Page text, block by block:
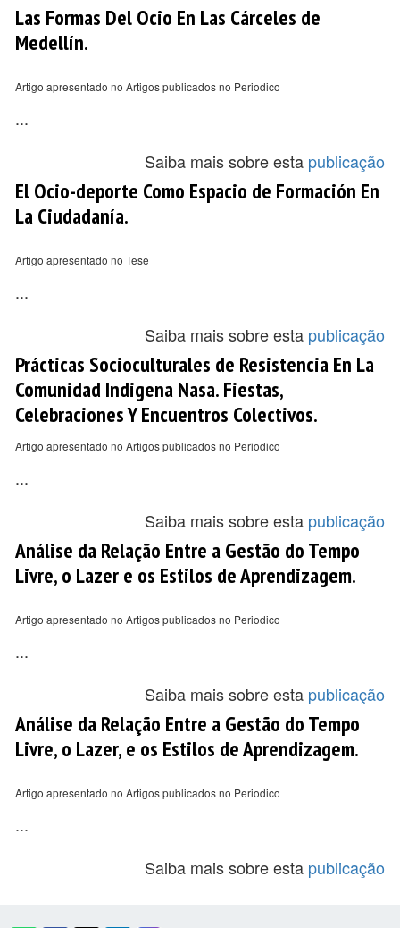
Las Formas Del Ocio En Las Cárceles de
Medellín.
Artigo apresentado no Artigos publicados no Periodico
...
Saiba mais sobre esta publicação
El Ocio-deporte Como Espacio de Formación En
La Ciudadanía.
Artigo apresentado no Tese
...
Saiba mais sobre esta publicação
Prácticas Socioculturales de Resistencia En La
Comunidad Indigena Nasa. Fiestas,
Celebraciones Y Encuentros Colectivos.
Artigo apresentado no Artigos publicados no Periodico
...
Saiba mais sobre esta publicação
Análise da Relação Entre a Gestão do Tempo
Livre, o Lazer e os Estilos de Aprendizagem.
Artigo apresentado no Artigos publicados no Periodico
...
Saiba mais sobre esta publicação
Análise da Relação Entre a Gestão do Tempo
Livre, o Lazer, e os Estilos de Aprendizagem.
Artigo apresentado no Artigos publicados no Periodico
...
Saiba mais sobre esta publicação